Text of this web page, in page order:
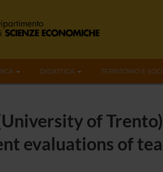
DIDATTICA TERRITORIO E
of
evaluations of